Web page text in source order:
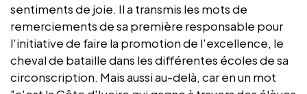
sentiments de joie. Il a transmis les mots de
remerciements de sa première responsable pour
l'initiative de faire la promotion de l'excellence, le
cheval de bataille dans les différentes écoles de sa
circonscription. Mais aussi au-delà, car en un mot